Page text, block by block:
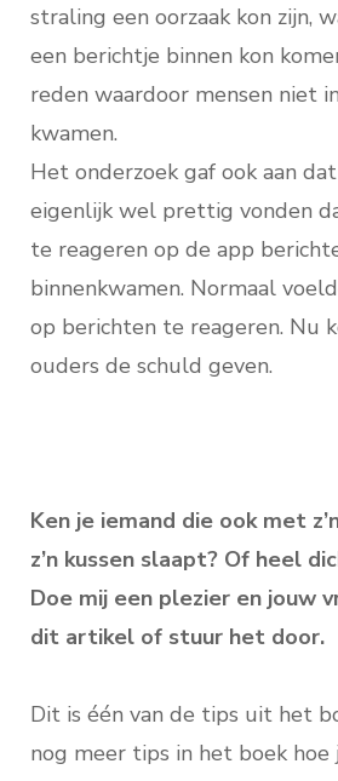
straling een oorzaak kon zijn,
een berichtje binnen kon
reden waardoor mensen niet
kwamen.
Het onderzoek gaf ook aan
eigenlijk wel prettig vonden
te reageren op de app
binnenkwamen. Normaal
op berichten te reageren. Nu
ouders de schuld geven.
Ken je iemand die ook met
z’n kussen slaapt? Of heel
Doe mij een plezier en jouw
dit artikel of stuur het door.
Dit is één van de tips uit het
nog meer tips in het boek hoe